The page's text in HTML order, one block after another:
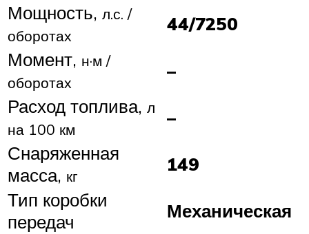
Мощность, л.с. /
оборотах
44/7250
Момент, н·м /
оборотах
–
Расход топлива, л
на 100 км
–
Снаряженная
масса, кг
149
Тип коробки
передач
Механическая